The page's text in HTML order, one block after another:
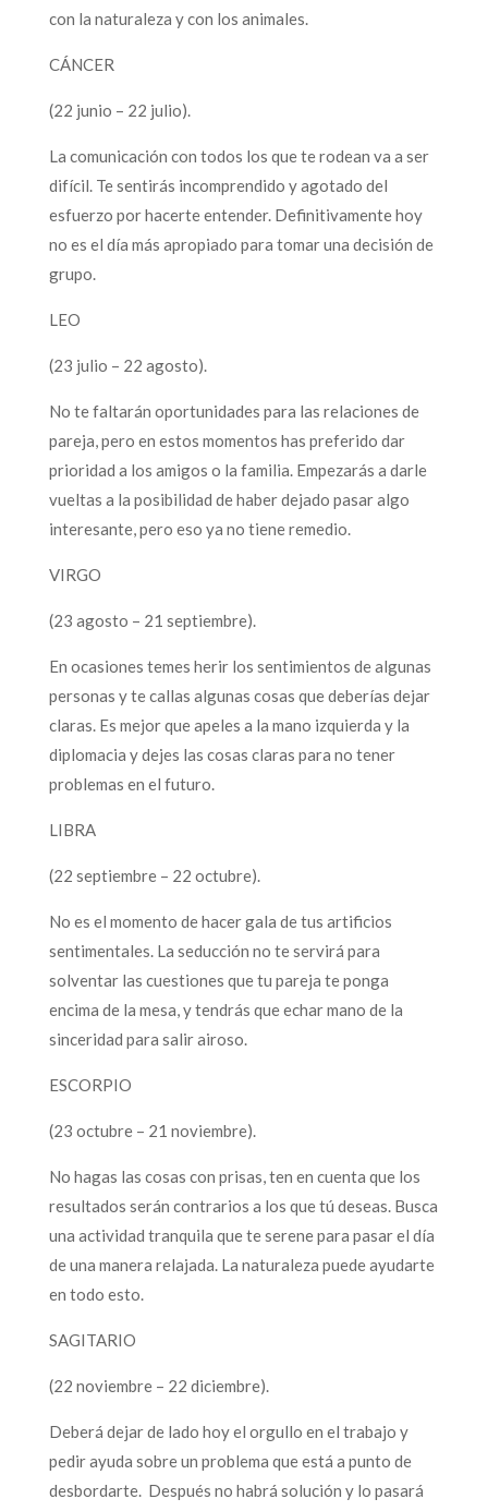
con la naturaleza y con los animales.
CÁNCER
(22 junio – 22 julio).
La comunicación con todos los que te rodean va a ser
difícil. Te sentirás incomprendido y agotado del
esfuerzo por hacerte entender. Definitivamente hoy
no es el día más apropiado para tomar una decisión de
grupo.
LEO
(23 julio – 22 agosto).
No te faltarán oportunidades para las relaciones de
pareja, pero en estos momentos has preferido dar
prioridad a los amigos o la familia. Empezarás a darle
vueltas a la posibilidad de haber dejado pasar algo
interesante, pero eso ya no tiene remedio.
VIRGO
(23 agosto – 21 septiembre).
En ocasiones temes herir los sentimientos de algunas
personas y te callas algunas cosas que deberías dejar
claras. Es mejor que apeles a la mano izquierda y la
diplomacia y dejes las cosas claras para no tener
problemas en el futuro.
LIBRA
(22 septiembre – 22 octubre).
No es el momento de hacer gala de tus artificios
sentimentales. La seducción no te servirá para
solventar las cuestiones que tu pareja te ponga
encima de la mesa, y tendrás que echar mano de la
sinceridad para salir airoso.
ESCORPIO
(23 octubre – 21 noviembre).
No hagas las cosas con prisas, ten en cuenta que los
resultados serán contrarios a los que tú deseas. Busca
una actividad tranquila que te serene para pasar el día
de una manera relajada. La naturaleza puede ayudarte
en todo esto.
SAGITARIO
(22 noviembre – 22 diciembre).
Deberá dejar de lado hoy el orgullo en el trabajo y
pedir ayuda sobre un problema que está a punto de
desbordarte. Después no habrá solución y lo pasará